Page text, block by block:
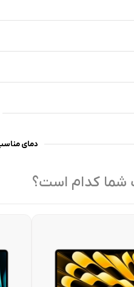
دمای مناسب
کدام است؟